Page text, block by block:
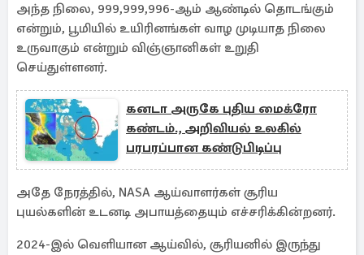
அந்த நிலை, 999,999,996-ஆம் ஆண்டில் தொடங்கும்
என்றும், பூமியில் உயிரினங்கள் வாழ முடியாத நிலை
உருவாகும் என்றும் விஞ்ஞானிகள் உறுதி
செய்துள்ளனர்.
கனடா அருகே புதிய மைக்ரோ
கண்டம்., அறிவியல் உலகில்
பரபரப்பான கண்டுபிடிப்பு
அதே நேரத்தில், NASA ஆய்வாளர்கள் சூரிய
புயல்களின் உடனடி அபாயத்தையும் எச்சரிக்கின்றனர்.
2024-இல் வெளியான ஆய்வில், சூரியனில் இருந்து